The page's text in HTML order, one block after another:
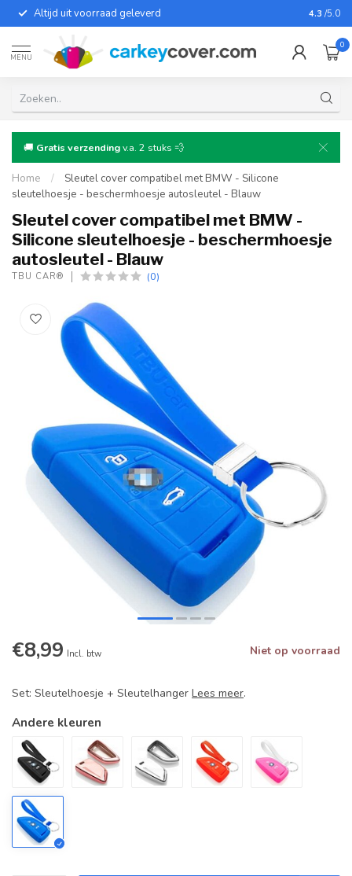
Altijd uit voorraad geleverd Voor
4.3 /5.0
MENU
0
🚚 Gratis verzendingv.a. 2 stuks 💨
Home /
Sleutel cover compatibel met BMW - Silicone
sleutelhoesje - beschermhoesje autosleutel - Blauw
Sleutel cover compatibel met BMW -
Silicone sleutelhoesje - beschermhoesje
autosleutel - Blauw
TBU CAR® (0)
€8,99 Incl. btw Niet op voorraad
Set: Sleutelhoesje + Sleutelhanger Lees meer.
Andere kleuren